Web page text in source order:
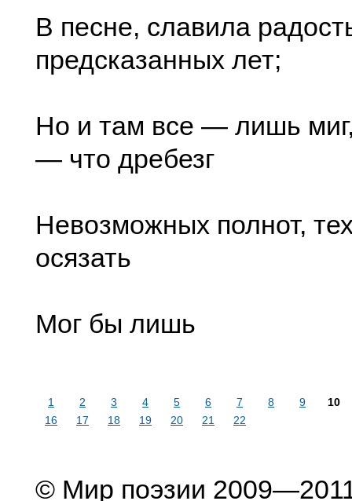
В песне, славила
предсказанных лет;
Но и там все — лишь
— что дребезг
Невозможных полнот,
осязать
Мог бы лишь
1 2 3 4 5 6 7 8 9
10
16
17 18 19 20 21 22
© Мир поэзии